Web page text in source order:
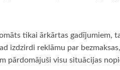
tikai ārkārtas gadījumiem,
izdzirdi reklāmu par
pārdomājuši visu situācijas